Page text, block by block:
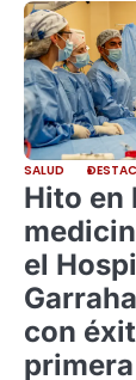
SALUD
Hito en
el
con
primera